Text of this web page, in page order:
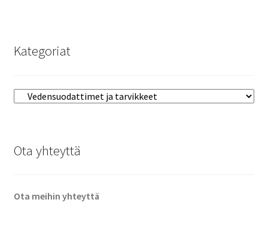
Kategoriat
Ota yhteyttä
Ota meihin yhteyttä